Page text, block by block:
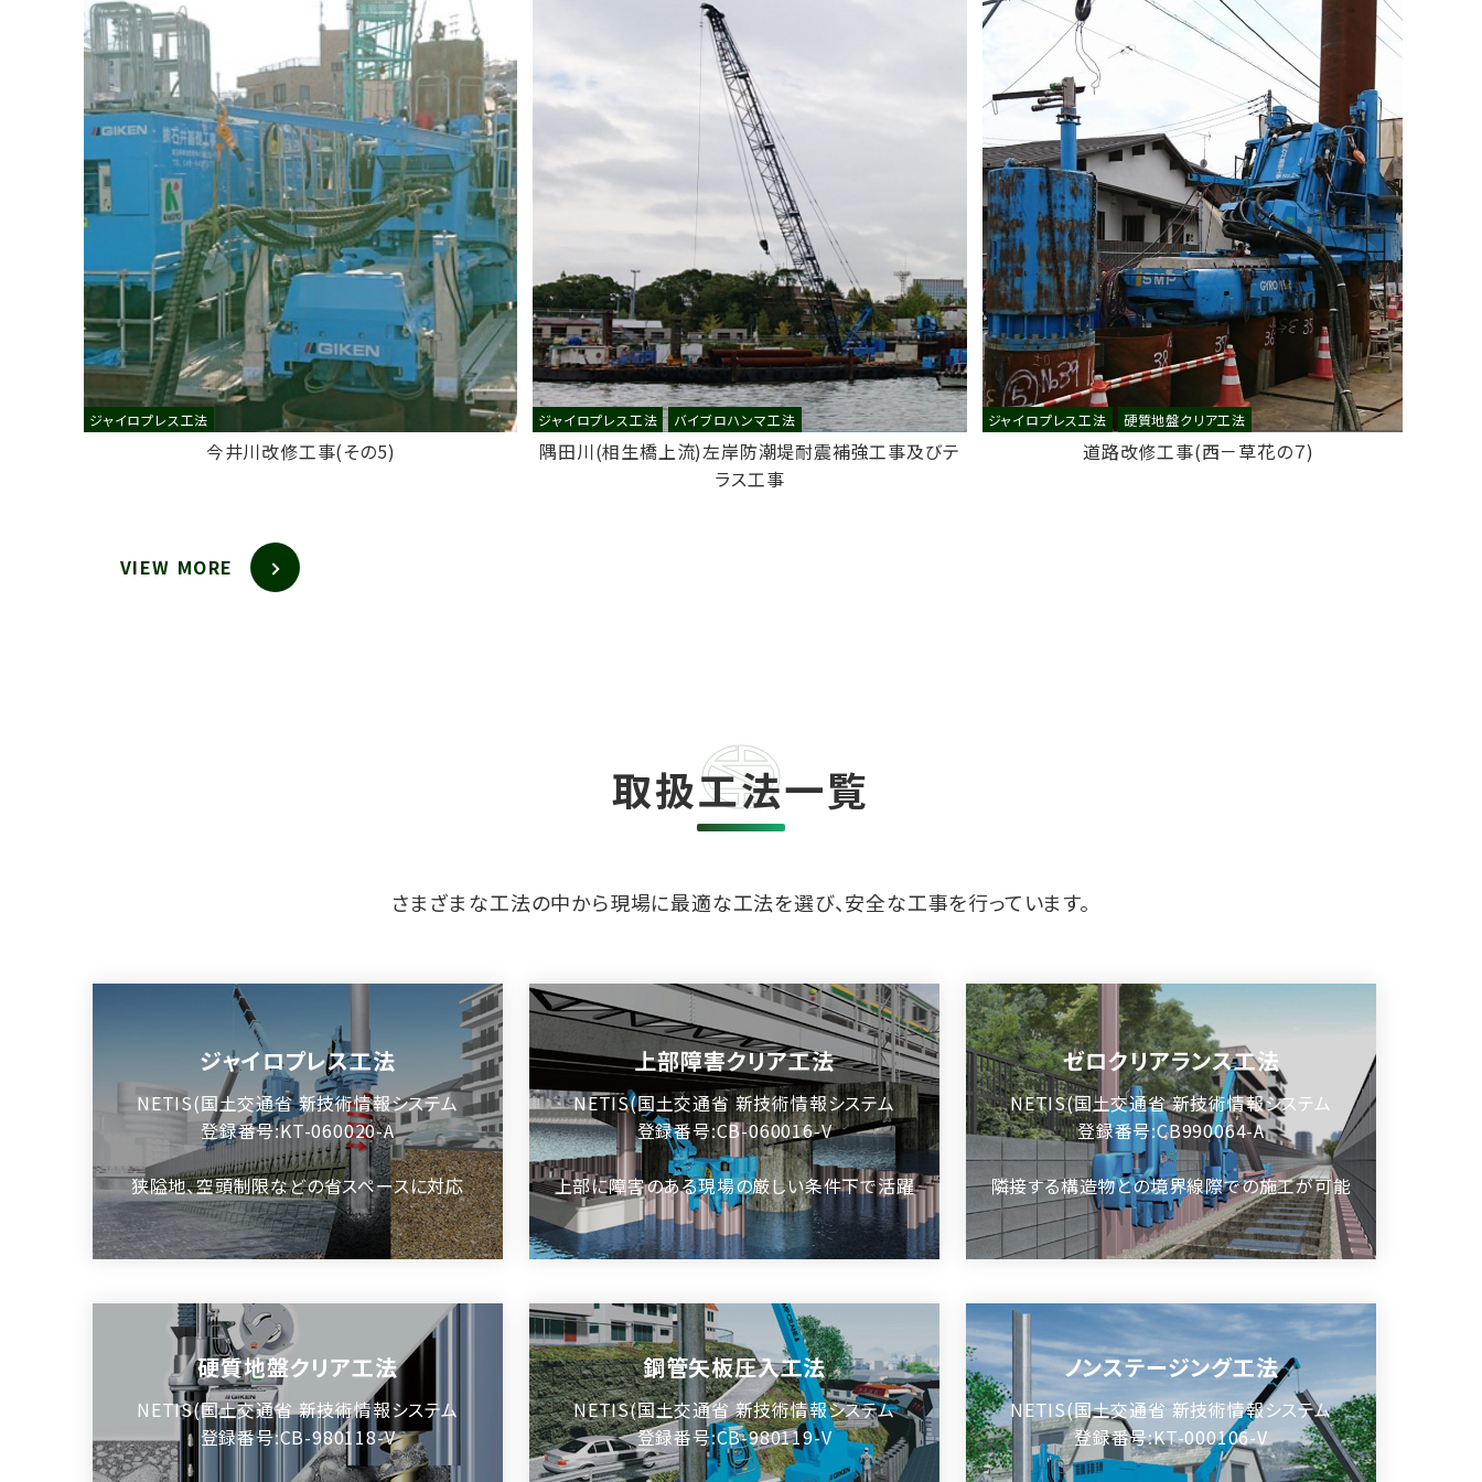
今井川改修工事(その5)
ジャイロプレス工法
隅田川(相生橋上流)左岸防潮堤耐震補強工事及びテ
ラス工事
ジャイロプレス工法 バイブロハンマ工法
道路改修工事(西－草花の７)
ジャイロプレス工法 硬質地盤クリア工法
VIEW MORE
取扱工法一覧
さまざまな工法の中から現場に最適な工法を選び、安全な工事を行っています。
ジャイロプレス工法
NETIS(国土交通省 新技術情報システム
登録番号:KT-060020-A
狭隘地、空頭制限などの省スペースに対応
上部障害クリア工法
NETIS(国土交通省 新技術情報システム
登録番号:CB-060016-V
上部に障害のある現場の厳しい条件下で活躍
ゼロクリアランス工法
NETIS(国土交通省 新技術情報システム
登録番号:CB990064-A
隣接する構造物との境界線際での施工が可能
硬質地盤クリア工法
NETIS(国土交通省 新技術情報システム
登録番号:CB-980118-V
鋼管矢板圧入工法
NETIS(国土交通省 新技術情報システム
登録番号:CB-980119-V
ノンステージング工法
NETIS(国土交通省 新技術情報システム
登録番号:KT-000106-V